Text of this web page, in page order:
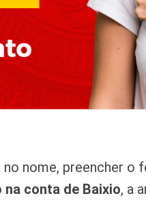
nome, preencher o
na conta de Baixio, a